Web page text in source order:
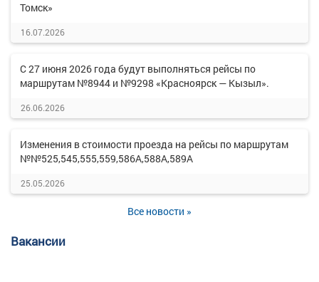
Томск»
16.07.2026
С 27 июня 2026 года будут выполняться рейсы по
маршрутам №8944 и №9298 «Красноярск — Кызыл».
26.06.2026
Изменения в стоимости проезда на рейсы по маршрутам
№№525,545,555,559,586А,588А,589А
25.05.2026
Все новости »
Вакансии